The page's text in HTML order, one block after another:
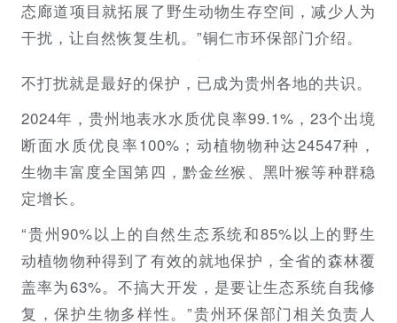
态廊道项目就拓展了野生动物生存空间，减少人为
干扰，让自然恢复生机。”铜仁市环保部门介绍。
不打扰就是最好的保护，已成为贵州各地的共识。
2024年，贵州地表水水质优良率99.1%，23个出境
断面水质优良率100%；动植物物种达24547种，
生物丰富度全国第四，黔金丝猴、黑叶猴等种群稳
定增长。
“贵州90%以上的自然生态系统和85%以上的野生
动植物物种得到了有效的就地保护，全省的森林覆
盖率为63%。不搞大开发，是要让生态系统自我修
复，保护生物多样性。”贵州环保部门相关负责人